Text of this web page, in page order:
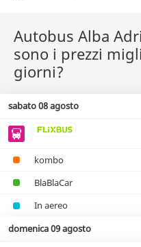
Autobus Alba
sono i prezzi
giorni?
sabato 08 agosto
kombo
BlaBlaCar
In aereo
domenica 09 agosto